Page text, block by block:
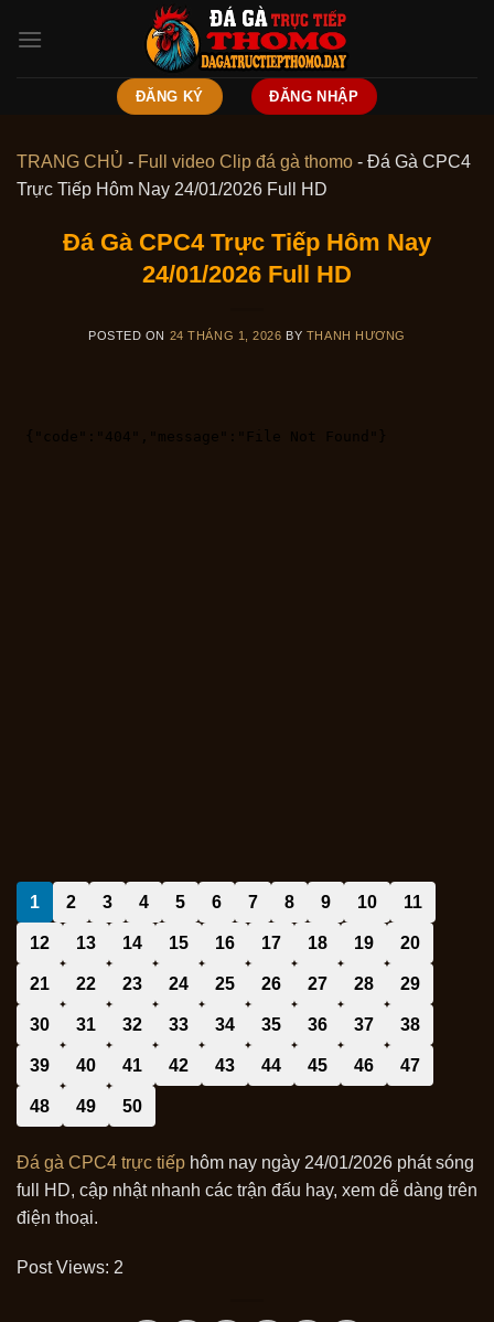
ĐĂNG KÝ ĐĂNG NHẬP
TRANG CHỦ - Full video Clip đá gà thomo - Đá Gà CPC4
Trực Tiếp Hôm Nay 24/01/2026 Full HD
Đá Gà CPC4 Trực Tiếp Hôm Nay
24/01/2026 Full HD
POSTED ON 24 THÁNG 1, 2026 BY THANH HƯƠNG
1 2 3 4 5 6 7 8 9 10 11
12 13 14 15 16 17 18 19 20
21 22 23 24 25 26 27 28 29
30 31 32 33 34 35 36 37 38
39 40 41 42 43 44 45 46 47
48 49 50
Đá gà CPC4 trực tiếp hôm nay ngày 24/01/2026 phát sóng
full HD, cập nhật nhanh các trận đấu hay, xem dễ dàng trên
điện thoại.
Post Views: 2